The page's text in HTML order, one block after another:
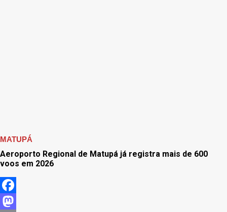
MATUPÁ
Aeroporto Regional de Matupá já registra mais de 600
voos em 2026
Facebook